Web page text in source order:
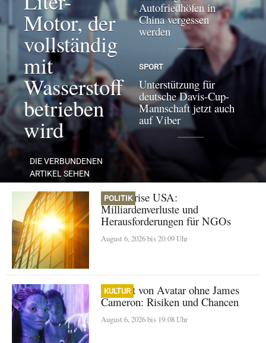
Motor, der
vollständig
mit
Wasserstoff
betrieben
wird
DIE VERBUNDENEN
ARTIKEL SEHEN
Autofriedhöfen in
China vergessen
werden
SPORT
Unterstützung für
deutsche Davis-Cup-
Mannschaft jetzt auch
auf Viber
POLITIK
Klimakrise USA:
Milliardenverluste und
Herausforderungen für NGOs
August 6, 2026 bis 20:09 Uhr
KULTUR
Zukunft von Avatar ohne James
Cameron: Risiken und Chancen
August 6, 2026 bis 19:08 Uhr